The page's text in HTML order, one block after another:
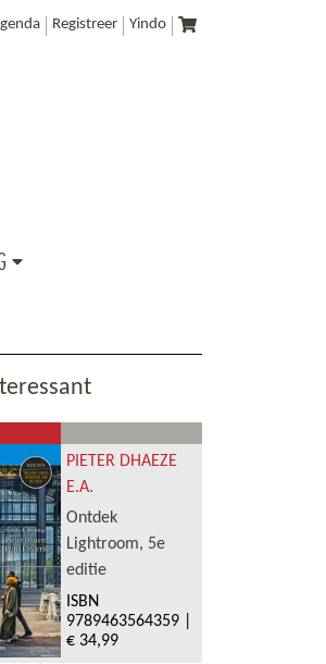
Registreer Yindo
PIETER DHAEZE
E.A.
Ontdek
Lightroom, 5e
editie
ISBN
9789463564359|
€ 34,99